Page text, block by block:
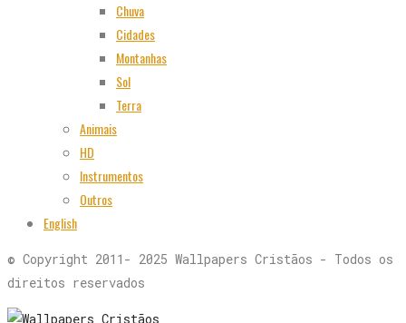
Chuva
Cidades
Montanhas
Sol
Terra
Animais
HD
Instrumentos
Outros
English
© Copyright 2011- 2025 Wallpapers Cristãos - Todos os
direitos reservados